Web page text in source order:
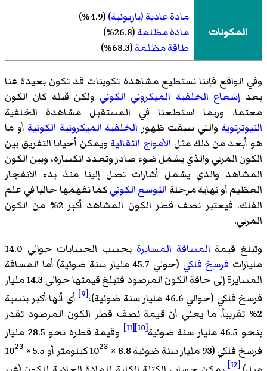
المكونات
مادةعادية (باريونية)(4.9%)
مادة مظلمة(26.8%)
طاقة مظلمة(68.3%)
وفي الواقع فإننا نستطيع مشاهدة تكوينات قد تكون بعيدة عنا
بعدإشعاع الخلفية الميكروني الكوني ولكن قبله كان الكون
معتما. وربما استطعنا في المستقبل مشاهدة الخلفية
النيوترنوية والتي سبقت ظهور الخلفية الميكرونية الكونية أو ما
هو أبعد من ذلك مثل الأمواج الثقالية ويمكن أحيانا التفريق بين
الكون المرئي والذي يشمل ضوء صادر وتعدد انكساره، وبين الكون
المشاهد والذي يشمل أشارات تصل إلينا منذ بدء الانفجار
العظيم أو نهاية مرحلة التوسع الكونيكما نفهمها حاليا في علم
الفلك. فيعتبر نصف قطر الكون المشاهد أكبر 2% من الكون
المرئي.
وتبلغ قيمة المسافة المسايرة
بحسب الحسابات حوالي 14.0
مليارات فرسخ فلكي
(حولي 45.7 مليار سنة ضوئية) أما المسافة
المسايرة إلى حافة الكون المرصود فتبلغ قيمتها حوالي 14.3 مليار
فرسخ فلكي (حوالي 46.6 مليار سنة ضوئية)،
[9]
أي أنها أكبر بنسبة
2% تقريباً. ما يعني أن قيمة نصف قطر الكون المرصود تقدر
بنحو 46.5 مليار سنة ضوئية
[10]
[11]
وقيمة قطره نحو 28.5 مليار
فرسخ فلكي (93 مليار سنة ضوئية 8.8
×
1023 كيلومتر أو 5.5 ×
1023
[12]